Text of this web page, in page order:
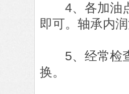
4、各加油点
即可。轴承内
5、经常检查
换。